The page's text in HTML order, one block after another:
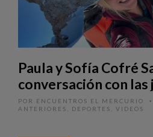
Paula y Sofía Cofré
conversación con las
montañistas que
barreras
POR ENCUENTROS EL MERCURIO •
ANTERIORES
DEPORTES VIDEOS